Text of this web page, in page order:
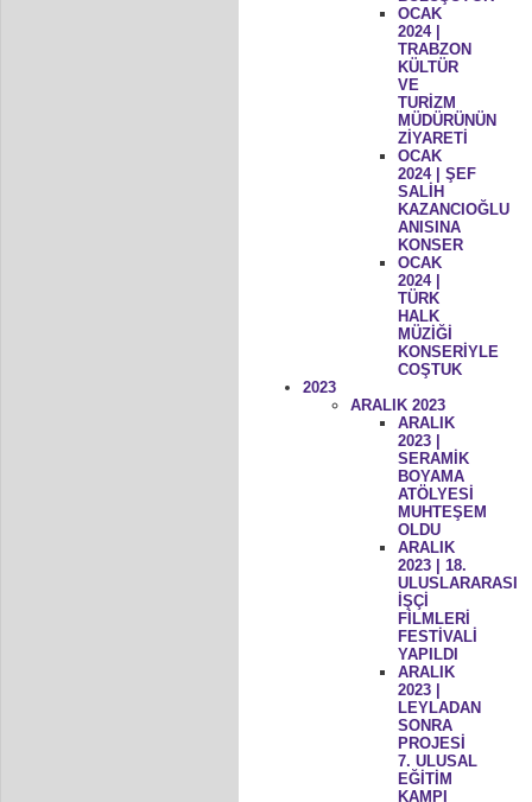
OCAK
2024 |
TRABZON
KÜLTÜR
VE
TURİZM
MÜDÜRÜNÜN
ZİYARETİ
OCAK
2024 | ŞEF
SALİH
KAZANCIOĞLU
ANISINA
KONSER
OCAK
2024 |
TÜRK
HALK
MÜZİĞİ
KONSERİYLE
COŞTUK
2023
ARALIK 2023
ARALIK
2023 |
SERAMİK
BOYAMA
ATÖLYESİ
MUHTEŞEM
OLDU
ARALIK
2023 | 18.
ULUSLARARASI
İŞÇİ
FİLMLERİ
FESTİVALİ
YAPILDI
ARALIK
2023 |
LEYLADAN
SONRA
PROJESİ
7. ULUSAL
EĞİTİM
KAMPI